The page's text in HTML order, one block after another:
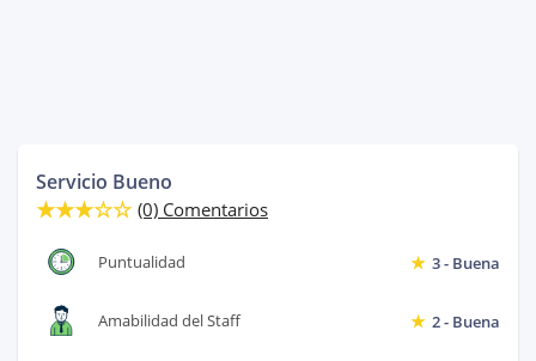
Servicio Bueno
(0) Comentarios
Puntualidad 3 - Buena
Amabilidad del Staff 2 - Buena